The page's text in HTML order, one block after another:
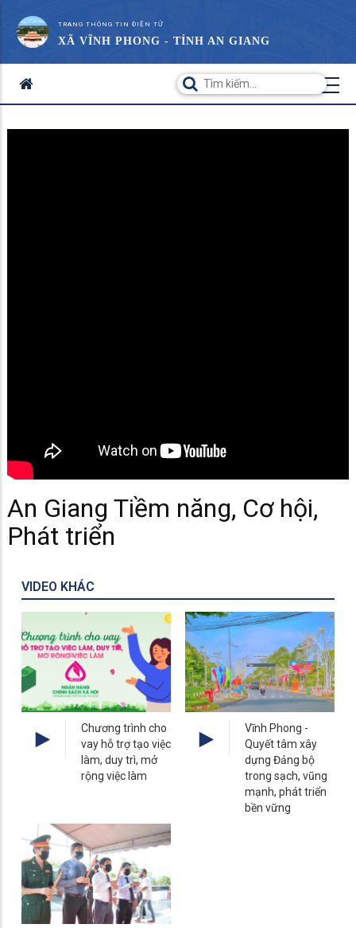
TRANG THÔNG TIN ĐIỆN TỬ
XÃ VĨNH PHONG - TỈNH AN GIANG
An Giang Tiềm năng, Cơ hội,
Phát triển
VIDEO KHÁC
Chương trình cho
vay hỗ trợ tạo việc
làm, duy trì, mở
rộng việc làm
Vĩnh Phong -
Quyết tâm xây
dựng Đảng bộ
trong sạch, vũng
mạnh, phát triển
bền vững